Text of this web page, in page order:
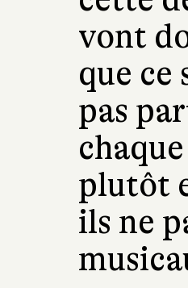
vont
que ce
pas
plutôt
ils ne